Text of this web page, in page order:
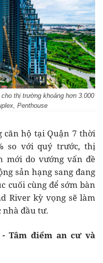
thị trường khoảng hơn 3.000
Penthouse
căn hộ tại Quận 7 thời
so với quý trước, thị
mới do vướng vấn đề
sản hạng sang đang
cuối cùng để sớm bàn
River kỳ vọng sẽ làm
đầu tư.
Tâm điểm an cư và